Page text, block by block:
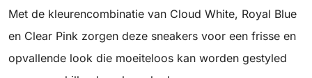
Met de kleurencombinatie van Cloud White, Royal Blue
en Clear Pink zorgen deze sneakers voor een frisse en
opvallende look die moeiteloos kan worden gestyled